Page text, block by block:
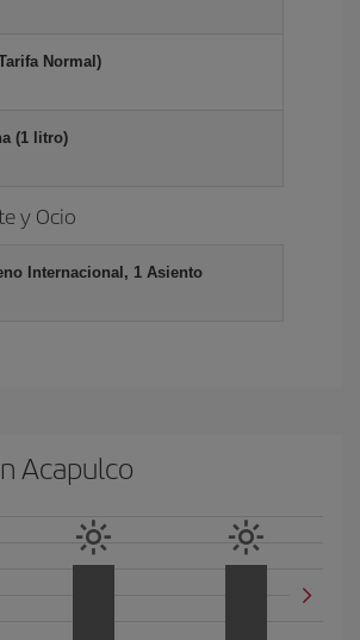
Normal)
(1 litro)
y Ocio
Internacional, 1 Asiento
Acapulco